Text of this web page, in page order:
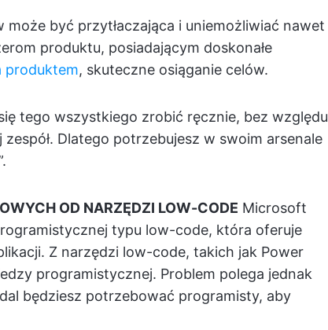
być przytłaczająca i uniemożliwiać nawet
produktu, posiadającym doskonałe
produktem, skuteczne osiąganie celów.
tego wszystkiego zrobić ręcznie, bez względu
Dlatego potrzebujesz w swoim arsenale
OD NARZĘDZI LOW-CODE Microsoft
typu low-code, która oferuje
Z narzędzi low-code, takich jak Power
programistycznej. Problem polega jednak
będziesz potrzebować programisty, aby